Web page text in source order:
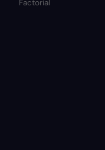
Factorial